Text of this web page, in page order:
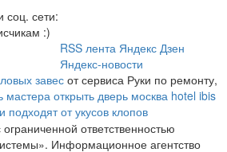
соц. сети:
:)
RSS лента Яндекс Дзен
Яндекс-новости
завес от сервиса Руки по ремонту,
мастера открыть дверь москва hotel ibis
подходят от укусов клопов
ответственностью
Информационное агентство